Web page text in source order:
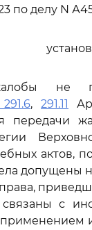
по делу N
не
,291.11
передачи
актов,
допущены
с